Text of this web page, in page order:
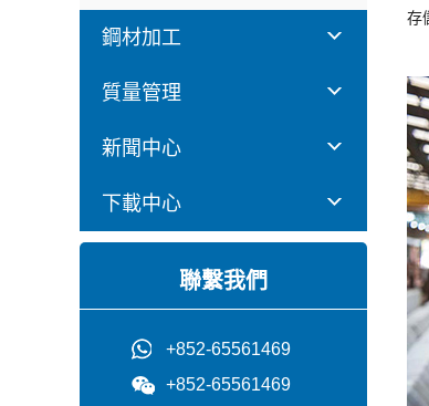
鋼材加工
質量管理
新聞中心
下載中心
聯繫我們
+852-65561469
+852-65561469
存